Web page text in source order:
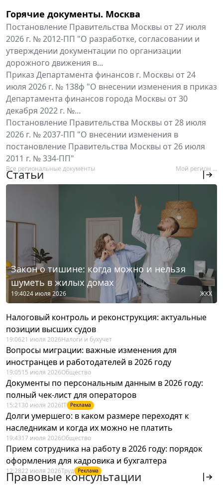
Горячие документы. Москва
Постановление Правительства Москвы от 27 июля
2026 г. № 2012-ПП "О разработке, согласовании и
утверждении документации по организации
дорожного движения в...
Приказ Департамента финансов г. Москвы от 24
июля 2026 г. № 138ф "О внесении изменения в приказ
Департамента финансов города Москвы от 30
декабря 2022 г. №...
Постановление Правительства Москвы от 28 июля
2026 г. № 2037-ПП "О внесении изменения в
постановление Правительства Москвы от 26 июля
2011 г. № 334-ПП"
Все региональные документы Мой регион ...
Статьи
Закон о тишине: когда можно и нельзя
шуметь в жилых домах
19:4024 июля 2026 ЖКХ
Налоговый контроль и реконструкция: актуальные
позиции высших судов
19:0621 июля 2026Налоги и бухучет
Вопросы миграции: важные изменения для
иностранцев и работодателей в 2026 году
19:0515 июля 2026Общество
Документы по персональным данным в 2026 году:
полный чек-лист для операторов
15:21 30 июля 2026IT Реклама
Долги умершего: в каком размере переходят к
наследникам и когда их можно не платить
19:4317 июля 2026Общество
Прием сотрудника на работу в 2026 году: порядок
оформления для кадровика и бухгалтера
12:2822 июля 2026Труд Реклама
Правовые консультации